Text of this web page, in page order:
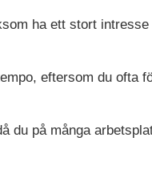
ha ett stort
eftersom du ofta
du på många